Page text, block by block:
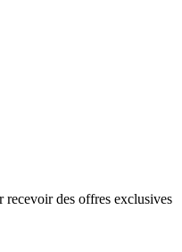
recevoir des offres exclusives